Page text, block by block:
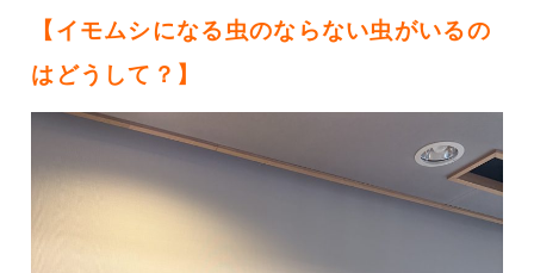
【イモムシになる虫のならない虫がいるの
はどうして？ 】